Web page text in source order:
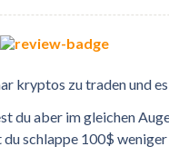
kryptos zu traden und
du aber im gleichen
schlappe 100$